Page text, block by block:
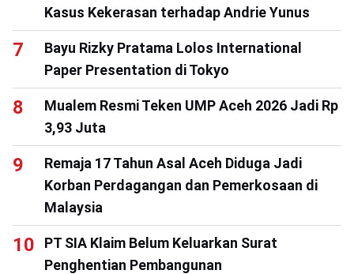
Kasus Kekerasan terhadap Andrie Yunus
Bayu Rizky Pratama Lolos International
Paper Presentation di Tokyo
Mualem Resmi Teken UMP Aceh 2026 Jadi Rp
3,93 Juta
Remaja 17 Tahun Asal Aceh Diduga Jadi
Korban Perdagangan dan Pemerkosaan di
Malaysia
PT SIA Klaim Belum Keluarkan Surat
Penghentian Pembangunan